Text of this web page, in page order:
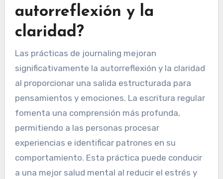
autorreflexión y la
claridad?
Las prácticas de journaling mejoran
significativamente la autorreflexión y la claridad
al proporcionar una salida estructurada para
pensamientos y emociones. La escritura regular
fomenta una comprensión más profunda,
permitiendo a las personas procesar
experiencias e identificar patrones en su
comportamiento. Esta práctica puede conducir
a una mejor salud mental al reducir el estrés y